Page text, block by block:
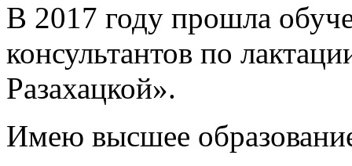
В 2017 году прошла
консультантов по
Разахацкой».
Имею высшее